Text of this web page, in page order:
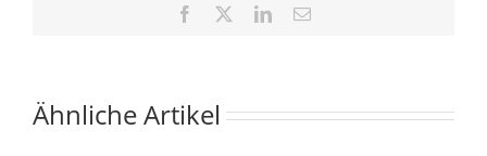
Facebook LinkedIn
E-
Ähnliche Artikel